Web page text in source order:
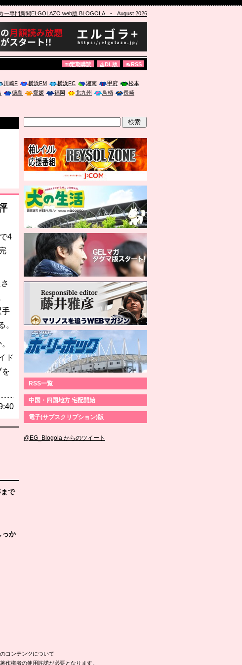
ー専門新聞ELGOLAZO web版 BLOGOLA- August 2026
定期購読 DL版 RSS
川崎F 横浜FM 横浜FC 湘南 甲府
松本
徳島 愛媛 福岡 北九州 鳥栖
長崎
4
手
。
ド
を
で
っか
RSS一覧
中国・四国地方 宅配開始
電子(サブスクリプション)版
@EG_Blogola からのツイート
コンテンツについて
作権者の使用許諾が必要となります。